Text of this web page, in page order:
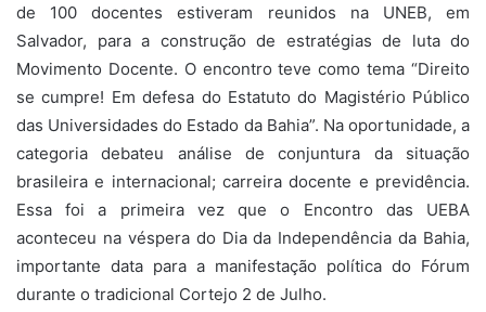
de 100 docentes estiveram reunidos na UNEB, em
Salvador, para a construção de estratégias de luta do
Movimento Docente. O encontro teve como tema “Direito
se cumpre! Em defesa do Estatuto do Magistério Público
das Universidades do Estado da Bahia”. Na oportunidade, a
categoria debateu análise de conjuntura da situação
brasileira e internacional; carreira docente e previdência.
Essa foi a primeira vez que o Encontro das UEBA
aconteceu na véspera do Dia da Independência da Bahia,
importante data para a manifestação política do Fórum
durante o tradicional Cortejo 2 de Julho.